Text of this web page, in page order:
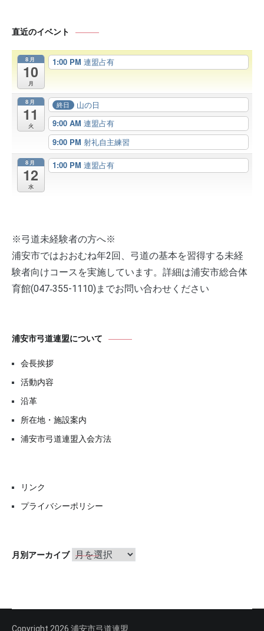
直近のイベント
8月
10
月
1:00 PM 連盟占有
8月
11
火
終日
山の日
9:00 AM 連盟占有
9:00 PM 射礼自主練習
8月
12
水
1:00 PM 連盟占有
※弓道未経験者の方へ※
浦安市ではおおむね年2回、弓道の基本を習得する未経
験者向けコースを実施しています。詳細は浦安市総合体
育館(047‐355-1110)までお問い合わせください
浦安市弓道連盟について
会長挨拶
活動内容
沿革
所在地・施設案内
浦安市弓道連盟入会方法
リンク
プライバシーポリシー
月別アーカイブ 月
ブ
Copyright 2026 浦安市弓道連盟